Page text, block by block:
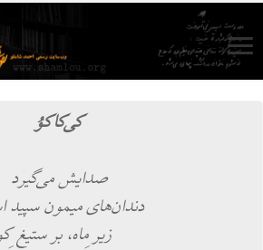
كی‌‌كاكوُ
صدایش می‌‌گیرد
دندان‌‌های میمون
زیر ِماه، بر ستیغ